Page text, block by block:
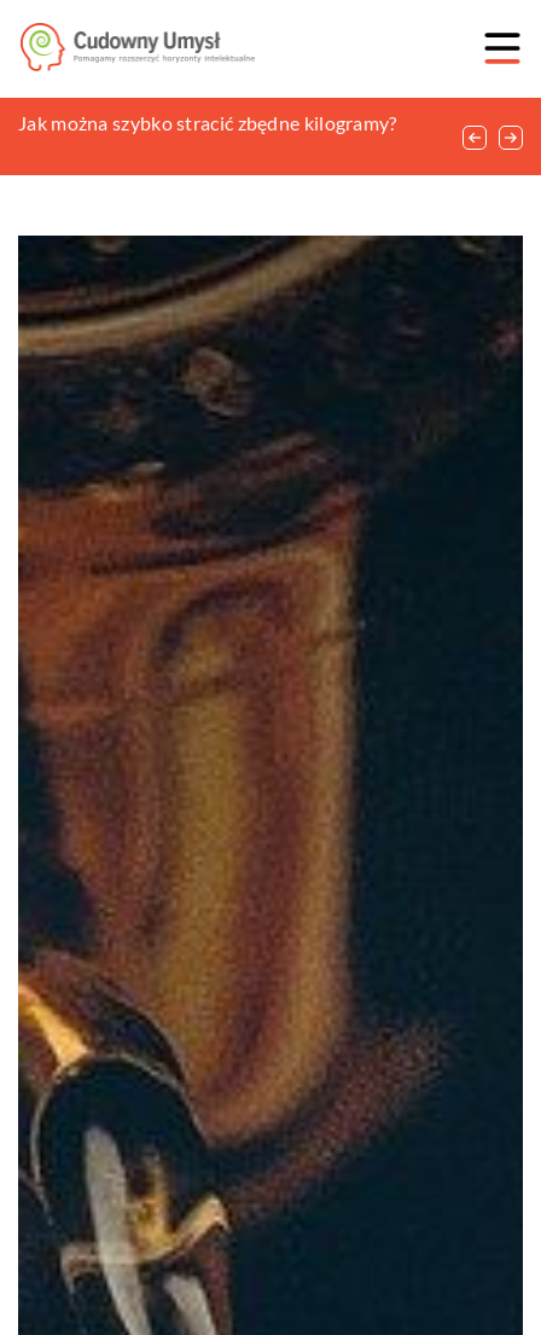
Zastosowanie zaworów trójdrogowych i
Jak można szybko stracić zbędne kilogramy?
Kiedy reklamować się za pomocą plakatów?